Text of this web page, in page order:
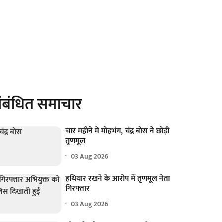
समाचार
चार महीने में मोहभंग, चंद्र बोस ने छोड़ी
तृणमूल
03 Aug 2026
हथियार रखने के आरोप में तृणमूल नेता
गिरफ्तार
03 Aug 2026